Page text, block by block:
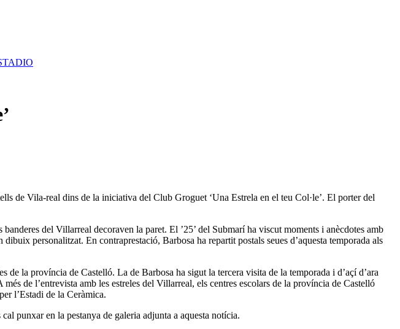
de Vila-real dins de la iniciativa del Club Groguet ‘Una Estrela en el teu Col·le’. El porter del
del Villarreal decoraven la paret. El ’25’ del Submarí ha viscut moments i anècdotes amb
personalitzat. En contraprestació, Barbosa ha repartit postals seues d’aquesta temporada als
la província de Castelló. La de Barbosa ha sigut la tercera visita de la temporada i d’açí d’ara
de l’entrevista amb les estreles del Villarreal, els centres escolars de la província de Castelló
l’Estadi de la Ceràmica.
punxar en la pestanya de galeria adjunta a aquesta notícia.